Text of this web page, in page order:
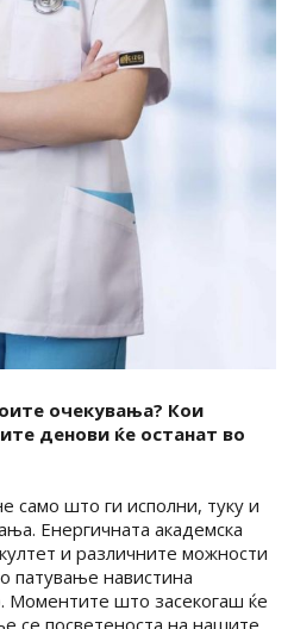
очекувања? Кои
денови ќе останат во
што ги исполни, туку и
Енергичната академска
и различните можности
патување навистина
Моментите што засекогаш ќе
се посветеноста на нашите